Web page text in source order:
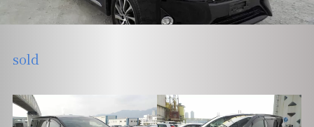
sold